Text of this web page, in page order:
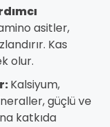
asitler,
Kas
olur.
Kalsiyum,
güçlü ve
katkıda